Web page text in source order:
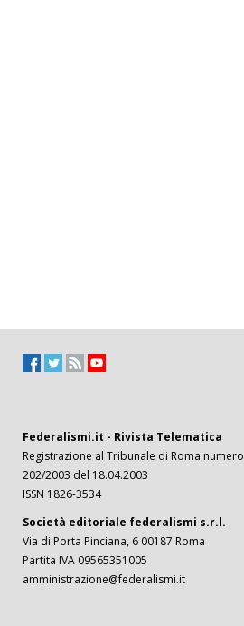
Federalismi.it - Rivista Telematica
Registrazione al Tribunale di Roma numero
202/2003 del 18.04.2003
ISSN 1826-3534
Società editoriale federalismi s.r.l.
Via di Porta Pinciana, 6 00187 Roma
Partita IVA 09565351005
amministrazione@federalismi.it